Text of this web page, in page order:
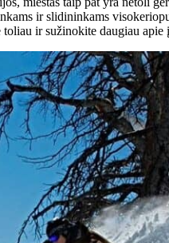
ir slidininkams
ir sužinokite daugiau